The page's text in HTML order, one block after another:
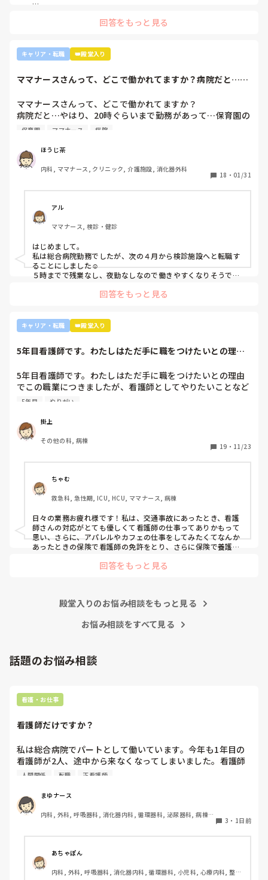
蘇生術だと覚えていてください…
いろんな働き方あるよ』と部署は決まってませんが、異動確
り、看護のつながりが無かったことは自分でも反省していま
すし、今後成長させていきたいなと思っています。
いないです。
るかな？』『自分ならそこまでされたら辞めるよ』とのこ
と。
師長さんの言ってることも確かに理解できますが
てないですし、病棟での臨床経験を積んで学んでいきたいと
気持ちがあります。
・転職する
アややることが多くて忙しくても、人間関係は良好でも、どう
外来や検診センターは、また病棟とは全然違う業務になるの
で、病棟での臨床経験を積みたい気持ちがあるのであれば、ご
きな病院だとどうしても異動で行きたくない場所に行かされて
病院も規模やいろいろ取り組んでいることが違うので、探して
みるとおもしろいですよ。ただ、転職するなら3年は基礎をつ
けてもいいのかなと思います。中途採用は即戦力を期待されま
回答をもっと見る
キャリア・転職 👑殿堂入り
ママナースさんって、どこで働かれてますか？病院だと…や
ママナースさんって、どこで働かれてますか？
病院だと…やはり、20時ぐらいまで勤務があって…保育園の
お迎えが間に合わないことが多くて…
保育園 ママナース 病院
ほうじ茶
内科, ママナース, クリニック, 介護施設, 消化器外科
18 ・ 01/31
アル
ママナース, 検診・健診
はじめまして。
私は総合病院勤務でしたが、次の４月から検診施設へと転職す
ることにしました☺️
５時までで残業なし、夜勤なしなので働きやすくなりそうです
回答をもっと見る
キャリア・転職 👑殿堂入り
5年目看護師です。わたしはただ手に職をつけたいとの理由
5年目看護師です。わたしはただ手に職をつけたいとの理由
でこの職業につきましたが、看護師としてやりたいことなど
あまり考えたことがなく、ただ言われたことをやっているよ
続けてしまっています。
みなさんはどういったきっかけで看護師を目指したり、今の
科についていたりしますか？
笑
5年目 やりがい
掛上
その他の科, 病棟
19 ・ 11/23
ちゃむ
救急科, 急性期, ICU, HCU, ママナース, 病棟
日々の業務お疲れ様です！私は、交通事故にあったとき、看護
師さんの対応がとても優しくて看護師の仕事ってありかもって
思い、さらに、アパレルやカフェの仕事をしてみたくてなんか
あったときの保険で看護師の免許をとり、さらに保険で養護教
回答をもっと見る
殿堂入りのお悩み相談をもっと見る
お悩み相談をすべて見る
話題のお悩み相談
看護・お仕事
看護師だけですか？
私は総合病院でパートとして働いています。今年も1年目の
看護師が2人、途中から来なくなってしまいました。看護師
として働いていると、指導の場面で「そこまで強く言わなく
患者さんの安全を守るために、厳しく伝えなければならない
場面があることは理解しています。ただ、内容よりも言い方
こうした厳しい指導や人間関係は、看護師という職業ならで
はなのでしょうか。それとも、他の職種でも同じようなこと
はあるのでしょうか？看護師以外の仕事を経験したことがあ
人間関係 転職 正看護師
まゆナース
内科, 外科, 呼吸器科, 消化器内科, 循環器科, 泌尿器科, 病棟,
3 ・ 1日前
あちゃぽん
内科, 外科, 呼吸器科, 消化器内科, 循環器科, 小児科, 心療内科, 整形